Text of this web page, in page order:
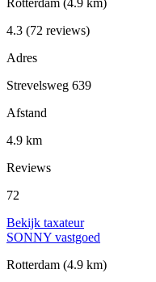
Rotterdam (4.9 km)
4.3 (72 reviews)
Adres
Strevelsweg 639
Afstand
4.9 km
Reviews
72
Bekijk taxateur
SONNY vastgoed
Rotterdam (4.9 km)